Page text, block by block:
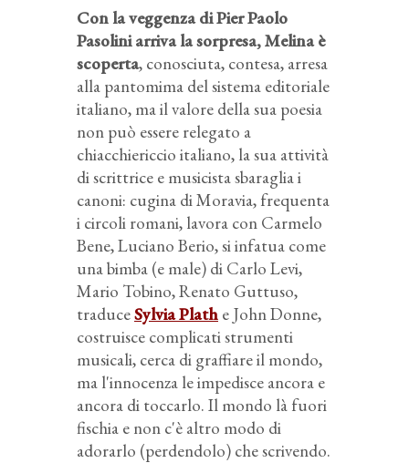
Con la veggenza di Pier Paolo
Pasolini arriva la sorpresa, Melina è
scoperta, conosciuta, contesa, arresa
alla pantomima del sistema editoriale
italiano, ma il valore della sua poesia
non può essere relegato a
chiacchiericcio italiano, la sua attività
di scrittrice e musicista sbaraglia i
canoni: cugina di Moravia, frequenta
i circoli romani, lavora con Carmelo
Bene, Luciano Berio, si infatua come
una bimba (e male) di Carlo Levi,
Mario Tobino, Renato Guttuso,
traduceSylvia Plath e John Donne,
costruisce complicati strumenti
musicali, cerca di graffiare il mondo,
ma l'innocenza le impedisce ancora e
ancora di toccarlo. Il mondo là fuori
fischia e non c'è altro modo di
adorarlo (perdendolo) che scrivendo.